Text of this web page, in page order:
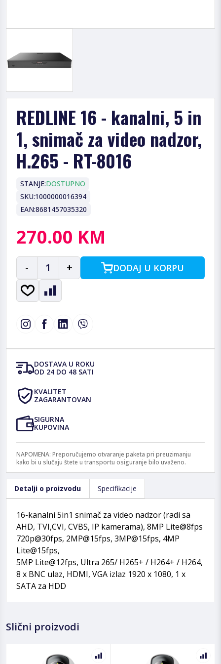
REDLINE 16 - kanalni, 5 in
1, snimač za video nadzor,
H.265 - RT-8016
STANJE:DOSTUPNO
SKU:1000000016394
EAN:8681457035320
270.00 KM
- 1 + DODAJ U KORPU
DOSTAVA U ROKU
OD 24 DO 48 SATI
KVALITET
ZAGARANTOVAN
SIGURNA
KUPOVINA
NAPOMENA: Preporučujemo otvaranje paketa pri preuzimanju
kako bi u slučaju štete u transportu osiguranje bilo uvaženo.
Detalji o proizvodu Specifikacije
16-kanalni 5in1 snimač za video nadzor (radi sa
AHD, TVI,CVI, CVBS, IP kamerama), 8MP Lite@8fps
720p@30fps, 2MP@15fps, 3MP@15fps, 4MP
Lite@15fps,
5MP Lite@12fps, Ultra 265/ H265+ / H264+ / H264,
8 x BNC ulaz, HDMI, VGA izlaz 1920 x 1080, 1 x
SATA za HDD
Slični proizvodi